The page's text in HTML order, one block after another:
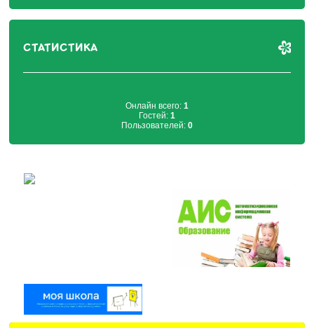
СТАТИСТИКА
Онлайн всего: 1
Гостей: 1
Пользователей: 0